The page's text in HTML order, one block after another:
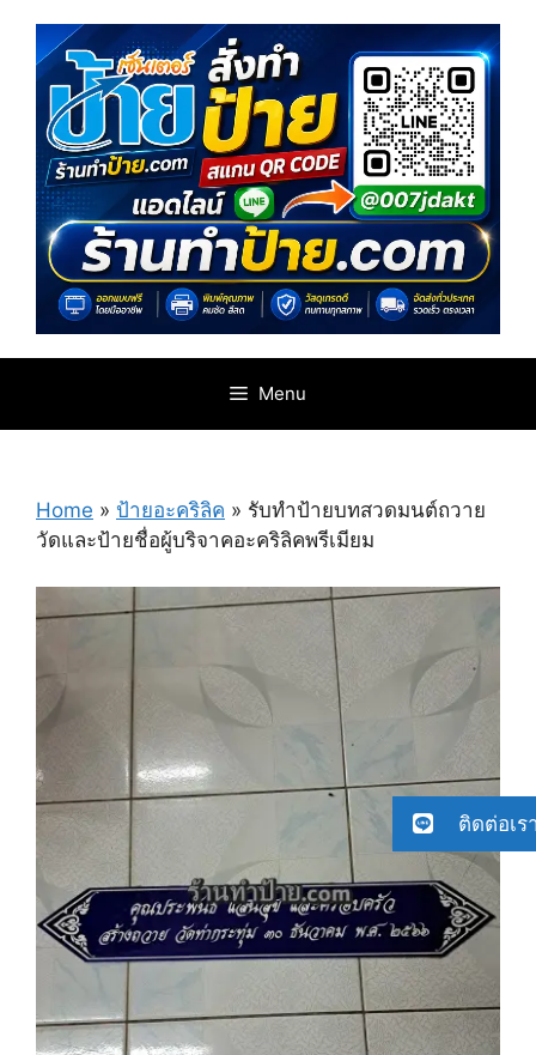
content
Menu
Home » ป้ายอะคริลิค » รับทำป้ายบทสวดมนต์ถวาย
วัดและป้ายชื่อผู้บริจาคอะคริลิคพรีเมียม
ติดต่อเร